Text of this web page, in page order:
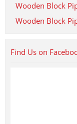
Wooden Block
Wooden Block
Find Us on